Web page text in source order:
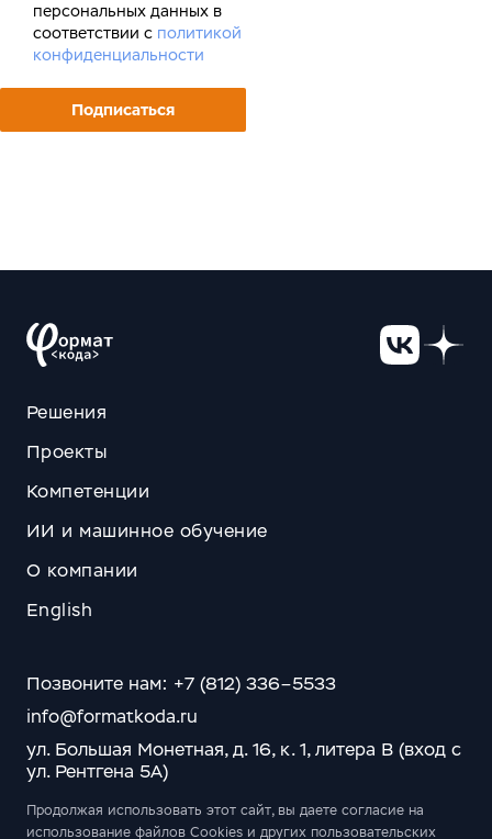
персональных данных в
соответствии с политикой
конфиденциальности
Подписаться
Решения
Проекты
Компетенции
ИИ и машинное обучение
О компании
English
Позвоните нам: +7 (812) 336–5533
info@formatkoda.ru
ул. Большая Монетная, д. 16, к. 1, литера В (вход с
ул. Рентгена 5А)
Продолжая использовать этот сайт, вы даете согласие на
использование файлов Cookies и других пользовательских